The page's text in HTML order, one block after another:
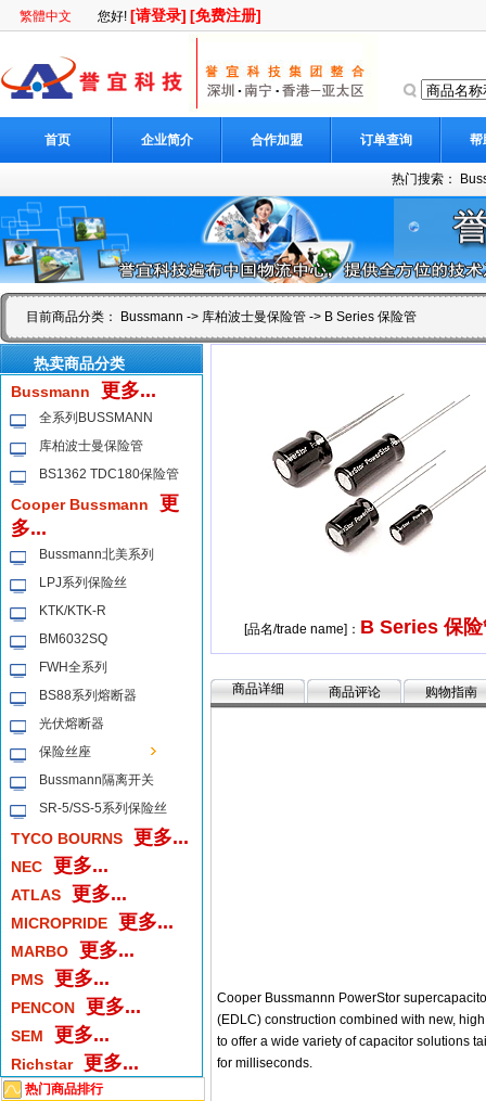
繁體中文 您好! [请登录] [免费注册]
首页 企业简介 合作加盟 订单查询 帮
热门搜索：
目前商品分类： Bussmann -> 库柏波士曼保险管 -> B Series 保险管
热卖商品分类
Bussmann
更多...
全系列BUSSMANN
库柏波士曼保险管
BS1362 TDC180保险管
Cooper Bussmann
更
多...
Bussmann北美系列
LPJ系列保险丝
KTK/KTK-R
BM6032SQ
FWH全系列
BS88系列熔断器
光伏熔断器
保险丝座
Bussmann隔离开关
SR-5/SS-5系列保险丝
TYCO BOURNS 更多...
NEC 更多...
ATLAS 更多...
MICROPRIDE 更多...
MARBO 更多...
PMS 更多...
PENCON 更多...
SEM 更多...
Richstar 更多...
热门商品排行
[品名/trade name]： B Series 保险
商品详细 商品评论 购物指南
Cooper Bussmannn PowerStor
(EDLC) construction combined with new,
to offer a wide variety of capacitor solutions
for milliseconds.